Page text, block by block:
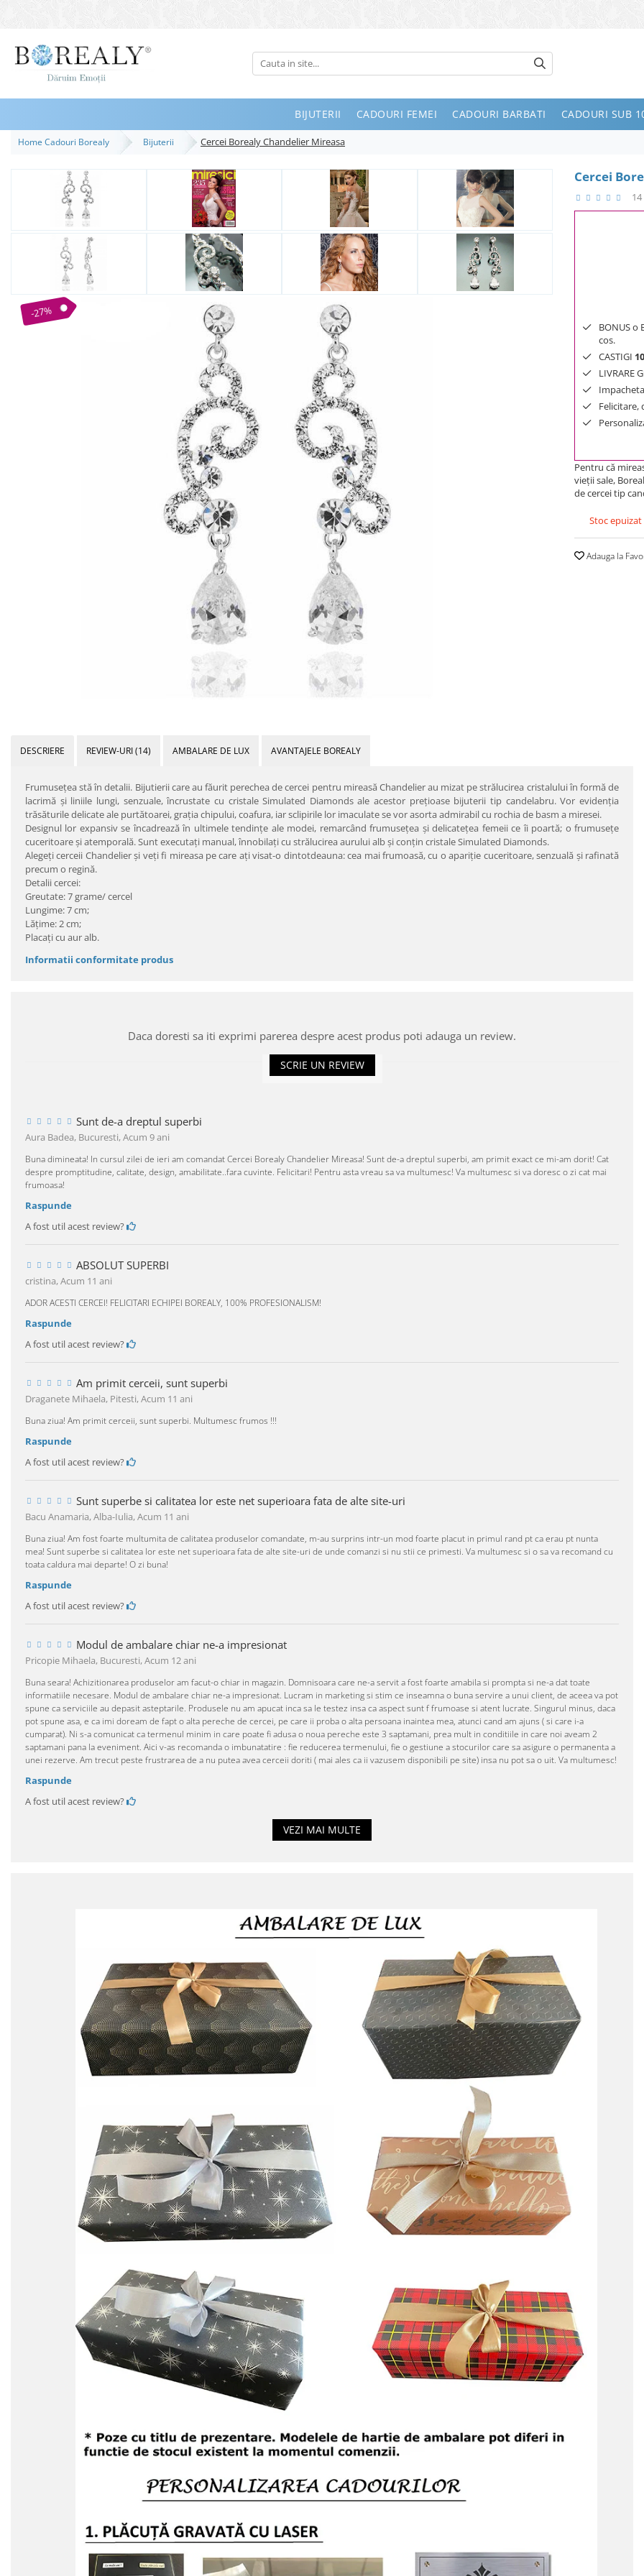
Bijuterii
Inele
Bratari
Destinatari
Bijuterii Femei
Bijuterii Copii
Bijuterii Mirese
BIJUTERII CADOURI FEMEI CADOURI BARBATI CADOURI SUB
Home Cadouri Borealy Bijuterii Cercei Borealy Chandelier Mireasa
Cercei
-27%
BONUS o
cos.
CASTIGI 10
LIVRARE
Felicitare,
Pentru că
vieţii sale,
de cercei tip
Stoc epuizat
Adauga la
DESCRIERE REVIEW-URI(14) AMBALARE DE LUX AVANTAJELE BOREALY
Frumuseţea stă în detalii. Bijutierii care au făurit perechea de cercei pentru mireasă Chandelier au mizat pe strălucirea cristalului în formă de
lacrimă şi liniile lungi, senzuale, încrustate cu cristale Simulated Diamonds ale acestor preţioase bijuterii tip candelabru. Vor evidenţia
trăsăturile delicate ale purtătoarei, graţia chipului, coafura, iar sclipirile lor imaculate se vor asorta admirabil cu rochia de basm a miresei.
Designul lor expansiv se încadrează în ultimele tendinţe ale modei, remarcând frumuseţea şi delicateţea femeii ce îi poartă; o frumuseţe
cuceritoare şi atemporală. Sunt executaţi manual, înnobilaţi cu strălucirea aurului alb şi conţin cristale Simulated Diamonds.
Alegeţi cerceii Chandelier şi veţi fi mireasa pe care aţi visat-o dintotdeauna: cea mai frumoasă, cu o apariţie cuceritoare, senzuală şi rafinată
precum o regină.
Detalii cercei:
Greutate: 7 grame/ cercel
Lungime: 7 cm;
Lăţime: 2 cm;
Placaţi cu aur alb.
Informatii conformitate produs
Daca doresti sa iti exprimi parerea despre acest produs poti adauga un review.
SCRIE UN REVIEW
Sunt de-a dreptul superbi
Aura Badea, Bucuresti,Acum 9 ani
Buna dimineata! In cursul zilei de ieri am comandat Cercei Borealy Chandelier Mireasa! Sunt de-a dreptul superbi, am primit exact ce mi-am dorit! Cat
despre promptitudine, calitate, design, amabilitate..fara cuvinte. Felicitari! Pentru asta vreau sa va multumesc! Va multumesc si va doresc o zi cat mai
frumoasa!
Raspunde
A fost util acest review?
ABSOLUT SUPERBI
cristina,Acum 11 ani
ADOR ACESTI CERCEI! FELICITARI ECHIPEI BOREALY, 100% PROFESIONALISM!
Raspunde
A fost util acest review?
Am primit cerceii, sunt superbi
Draganete Mihaela, Pitesti,Acum 11 ani
Buna ziua! Am primit cerceii, sunt superbi. Multumesc frumos !!!
Raspunde
A fost util acest review?
Sunt superbe si calitatea lor este net superioara fata de alte site-uri
Bacu Anamaria, Alba-Iulia,Acum 11 ani
Buna ziua! Am fost foarte multumita de calitatea produselor comandate, m-au surprins intr-un mod foarte placut in primul rand pt ca erau pt nunta
mea! Sunt superbe si calitatea lor este net superioara fata de alte site-uri de unde comanzi si nu stii ce primesti. Va multumesc si o sa va recomand cu
toata caldura mai departe! O zi buna!
Raspunde
A fost util acest review?
Modul de ambalare chiar ne-a impresionat
Pricopie Mihaela, Bucuresti,Acum 12 ani
Buna seara! Achizitionarea produselor am facut-o chiar in magazin. Domnisoara care ne-a servit a fost foarte amabila si prompta si ne-a dat toate
informatiile necesare. Modul de ambalare chiar ne-a impresionat. Lucram in marketing si stim ce inseamna o buna servire a unui client, de aceea va pot
spune ca serviciile au depasit asteptarile. Produsele nu am apucat inca sa le testez insa ca aspect sunt f frumoase si atent lucrate. Singurul minus, daca
pot spune asa, e ca imi doream de fapt o alta pereche de cercei, pe care ii proba o alta persoana inaintea mea, atunci cand am ajuns ( si care i-a
cumparat). Ni s-a comunicat ca termenul minim in care poate fi adusa o noua pereche este 3 saptamani, prea mult in conditiile in care noi aveam 2
saptamani pana la eveniment. Aici v-as recomanda o imbunatatire : fie reducerea termenului, fie o gestiune a stocurilor care sa asigure o permanenta a
unei rezerve. Am trecut peste frustrarea de a nu putea avea cerceii doriti ( mai ales ca ii vazusem disponibili pe site) insa nu pot sa o uit. Va multumesc!
Raspunde
A fost util acest review?
VEZI MAI MULTE